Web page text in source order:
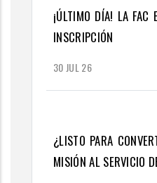
¡ÚLTIMO DÍA! LA FAC
INSCRIPCIÓN
30 JUL 26
¿LISTO PARA
MISIÓN AL SERVICIO